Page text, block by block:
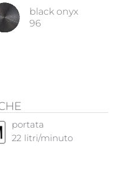
black onyx
96
portata
22 litri/minuto